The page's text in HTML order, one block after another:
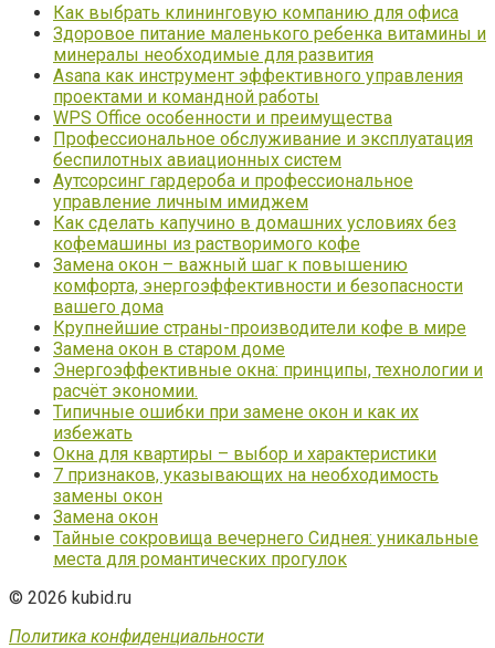
Как выбрать клининговую компанию для офиса
Здоровое питание маленького ребенка витамины и
минералы необходимые для развития
Asana как инструмент эффективного управления
проектами и командной работы
WPS Office особенности и преимущества
Профессиональное обслуживание и эксплуатация
беспилотных авиационных систем
Аутсорсинг гардероба и профессиональное
управление личным имиджем
Как сделать капучино в домашних условиях без
кофемашины из растворимого кофе
Замена окон – важный шаг к повышению
комфорта, энергоэффективности и безопасности
вашего дома
Крупнейшие страны-производители кофе в мире
Замена окон в старом доме
Энергоэффективные окна: принципы, технологии и
расчёт экономии.
Типичные ошибки при замене окон и как их
избежать
Окна для квартиры – выбор и характеристики
7 признаков, указывающих на необходимость
замены окон
Замена окон
Тайные сокровища вечернего Сиднея: уникальные
места для романтических прогулок
© 2026 kubid.ru
Политика конфиденциальности